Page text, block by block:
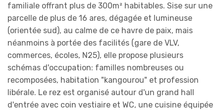
familiale offrant plus de 300m² habitables. Sise sur une
parcelle de plus de 16 ares, dégagée et lumineuse
(orientée sud), au calme de ce havre de paix, mais
néanmoins à portée des facilités (gare de VLV,
commerces, écoles, N25), elle propose plusieurs
schémas d'occupation: familles nombreuses ou
recomposées, habitation "kangourou" et profession
libérale. Le rez est organisé autour d'un grand hall
d'entrée avec coin vestiaire et WC, une cuisine équipée